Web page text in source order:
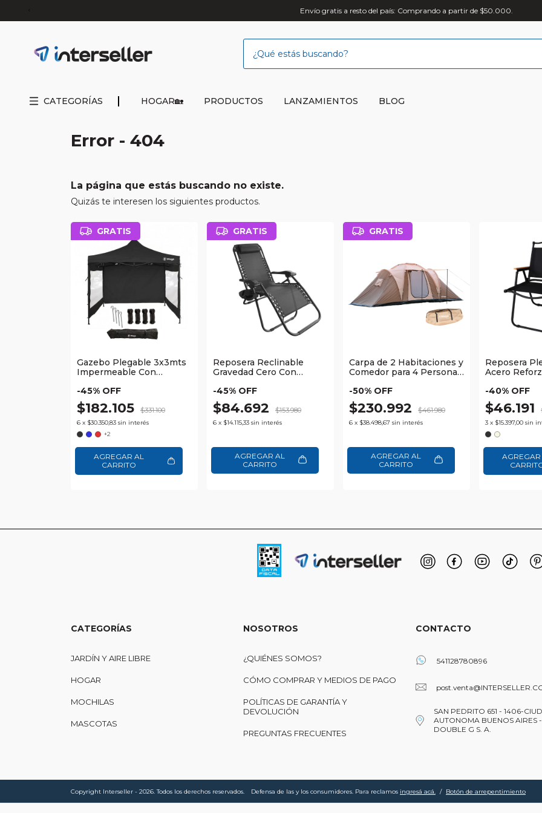
Envío gratis a resto del país: Comprando a partir de $50.000.
CATEGORÍAS HOGAR🏡 PRODUCTOS LANZAMIENTOS BLOG
Error - 404
La página que estás buscando no existe.
Quizás te interesen los siguientes productos.
GRATIS
Gazebo Plegable 3x3mts
Impermeable Con
-45% OFF
$182.105 $331.100
6 x $30.350,83 sin interés
+2
AGREGAR AL
CARRITO
GRATIS
Reposera Reclinable
Gravedad Cero Con
Reforzada Waggs
-45% OFF
$84.692 $153.980
6 x $14.115,33 sin interés
GRATIS
Carpa de 2 Habitaciones y
Comedor para 4 Personas
-50% OFF
$230.992 $461.980
6 x $38.498,67 sin interés
Reposera
Acero
Apoyabrazos
Waggs
-40% OFF
$46.191
3 x $15.397,00 sin
AGREGAR
CATEGORÍAS
JARDÍN Y AIRE LIBRE
HOGAR
MOCHILAS
MASCOTAS
NOSOTROS
¿QUIÉNES SOMOS?
CÓMO COMPRAR Y MEDIOS DE PAGO
POLÍTICAS DE GARANTÍA Y
DEVOLUCIÓN
PREGUNTAS FRECUENTES
CONTACTO
541128780896
SAN PEDRITO 651 - 1406-
AUTONOMA BUENOS AIRES -
DOUBLE G S. A.
Copyright Interseller - 2026. Todos los derechos reservados. Defensa de las y los consumidores. Para reclamos ingresá acá. / Botón de arrepentimiento